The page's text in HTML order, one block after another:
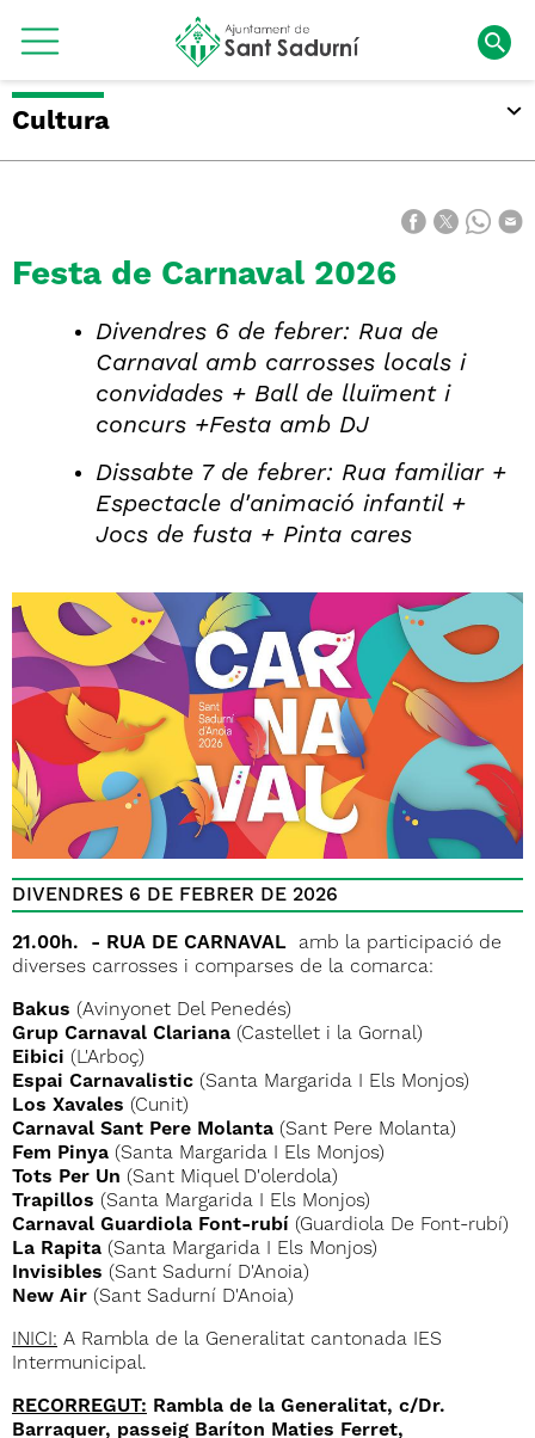
Cultura
Festa de Carnaval 2026
Divendres 6 de febrer: Rua de
Carnaval amb carrosses locals i
convidades + Ball de lluïment i
concurs +Festa amb DJ
Dissabte 7 de febrer: Rua familiar +
Espectacle d'animació infantil +
Jocs de fusta + Pinta cares
DIVENDRES 6 DE FEBRER DE 2026
21.00h. - RUA DE CARNAVAL
amb la participació de
diverses carrosses i comparses de la comarca:
Bakus (Avinyonet Del Penedés)
Grup Carnaval Clariana (Castellet i la Gornal)
Eibici (L'Arboç)
Espai Carnavalistic (Santa Margarida I Els Monjos)
Los Xavales (Cunit)
Carnaval Sant Pere Molanta (Sant Pere Molanta)
Fem Pinya (Santa Margarida I Els Monjos)
Tots Per Un (Sant Miquel D'olerdola)
Trapillos (Santa Margarida I Els Monjos)
Carnaval Guardiola Font-rubí (Guardiola De Font-rubí)
La Rapita (Santa Margarida I Els Monjos)
Invisibles (Sant Sadurní D'Anoia)
New Air (Sant Sadurní D'Anoia)
INICI: A Rambla de la Generalitat cantonada IES
Intermunicipal.
RECORREGUT: Rambla de la Generalitat, c/Dr.
Barraquer, passeig Baríton Maties Ferret,